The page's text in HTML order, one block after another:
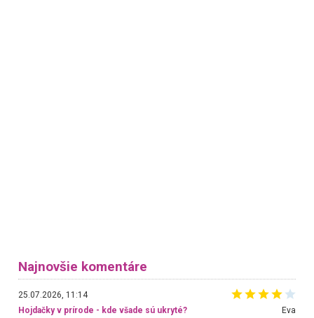
Najnovšie komentáre
25.07.2026, 11:14
Hojdačky v prírode - kde všade sú ukryté?
Eva